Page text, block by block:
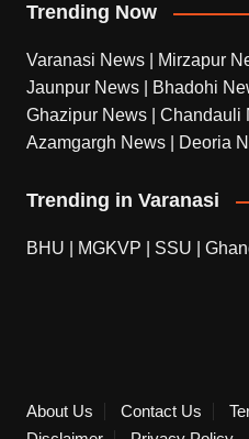
Trending Now
Varanasi News Mirzapur
Jaunpur News
Bhadohi
Ghazipur News
Chandauli
Azamgargh News
Deoria
Trending in Varanasi
BHU MGKVP SSU
About Us Contact Us